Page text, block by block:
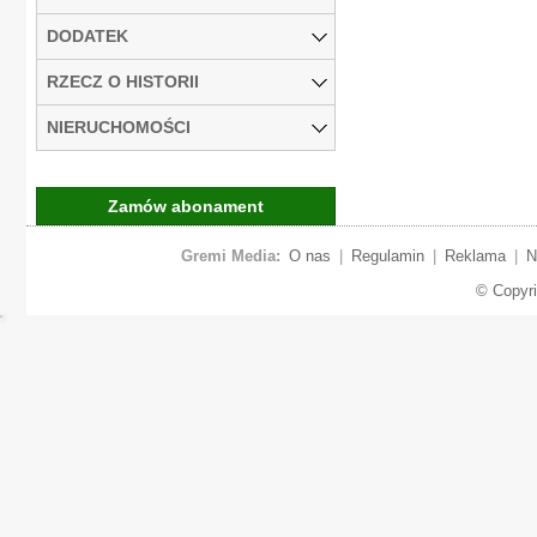
DODATEK
RZECZ O HISTORII
NIERUCHOMOŚCI
Zamów abonament
Gremi Media: O nas Regulamin Reklama
©